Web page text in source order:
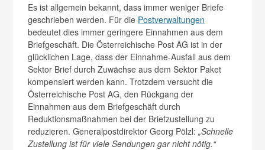
Es ist allgemein bekannt, dass immer weniger Briefe
geschrieben werden. Für die Postverwaltungen
bedeutet dies immer geringere Einnahmen aus dem
Briefgeschäft. Die Österreichische Post AG ist in der
glücklichen Lage, dass der Einnahme-Ausfall aus dem
Sektor Brief durch Zuwächse aus dem Sektor Paket
kompensiert werden kann. Trotzdem versucht die
Österreichische Post AG, den Rückgang der
Einnahmen aus dem Briefgeschäft durch
Reduktionsmaßnahmen bei der Briefzustellung zu
reduzieren. Generalpostdirektor Georg Pölzl:„Schnelle
Zustellung ist für viele Sendungen gar nicht nötig.“